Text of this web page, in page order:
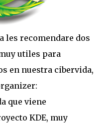
les recomendare dos
utiles para
en nuestra cibervida,
que viene
KDE, muy